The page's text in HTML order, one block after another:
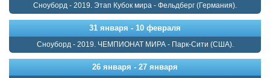
Сноуборд - 2019. Этап Кубок мира - Фельдберг (Германия).
31 января - 10 февраля
Сноуборд - 2019. ЧЕМПИОНАТ МИРА - Парк-Сити (США).
26 января - 27 января